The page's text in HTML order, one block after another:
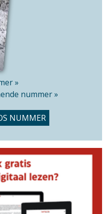
»
nummer »
NUMMER